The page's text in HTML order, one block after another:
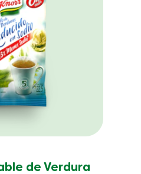
de Verdura